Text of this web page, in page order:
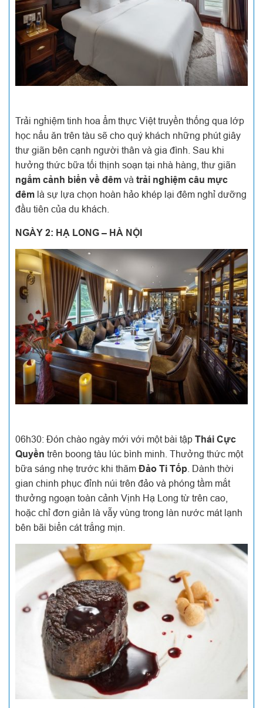
Trải nghiệm tinh hoa ẩm thực Việt truyền thống qua lớp
học nấu ăn trên tàu sẽ cho quý khách những phút giây
thư giãn bên cạnh người thân và gia đình. Sau khi
hưởng thức bữa tối thịnh soạn tại nhà hàng, thư giãn
ngắm cảnh biển về đêm và trải nghiệm câu mực
đêm là sự lựa chọn hoàn hảo khép lại đêm nghỉ dưỡng
đầu tiên của du khách.
NGÀY 2: HẠ LONG – HÀ NỘI
06h30: Đón chào ngày mới với một bài tập Thái Cực
Quyền trên boong tàu lúc bình minh. Thưởng thức một
bữa sáng nhẹ trước khi thăm Đảo Ti Tốp . Dành thời
gian chinh phục đỉnh núi trên đảo và phóng tầm mắt
thưởng ngoạn toàn cảnh Vịnh Hạ Long từ trên cao,
hoặc chỉ đơn giản là vẫy vùng trong làn nước mát lạnh
bên bãi biển cát trắng mịn.